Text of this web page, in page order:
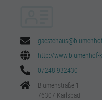
http://www.blumenhof-
07248 932430
Blumenstraße 1
76307 Karlsbad